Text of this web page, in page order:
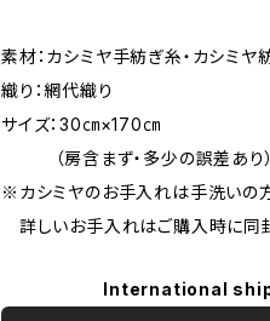
素材：カシミヤ手紡ぎ糸・カシミヤ
織り：網代織り
サイズ：30㎝×170㎝
（房含まず・多少の誤差あり）
※カシミヤのお手入れは手洗いの
詳しいお手入れはご購入時に同封
International